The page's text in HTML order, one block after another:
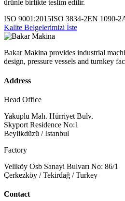
ürünle birlikte teslim edilir.
ISO 9001:2015ISO 3834-2EN 1090-2
Kalite Belgelerimizi İste
Bakar Makina provides industrial
design, pressure vessels and turnkey
Address
Head Office
Yakuplu Mah. Hürriyet Bulv.
Skyport Residence No:1
Beylikdüzü / Istanbul
Factory
Veliköy Osb Sanayi Bulvarı No: 86/1
Çerkezköy / Tekirdağ / Turkey
Contact